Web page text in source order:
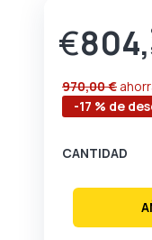
€804,
-17 % de
970,00 €
CANTIDAD
imágenes